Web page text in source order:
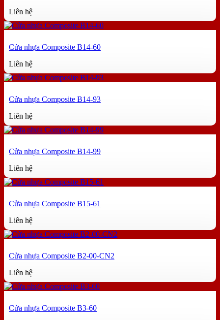
Liên hệ
Cửa nhựa Composite B14-60
Liên hệ
Cửa nhựa Composite B14-93
Liên hệ
Cửa nhựa Composite B14-99
Liên hệ
Cửa nhựa Composite B15-61
Liên hệ
Cửa nhựa Composite B2-00-CN2
Liên hệ
Cửa nhựa Composite B3-60